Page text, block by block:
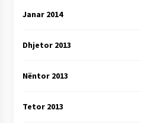
Janar 2014
Dhjetor 2013
Nëntor 2013
Tetor 2013